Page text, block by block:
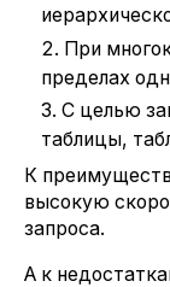
При
пределах
С целью
таблицы,
К
высокую
запроса.
А к